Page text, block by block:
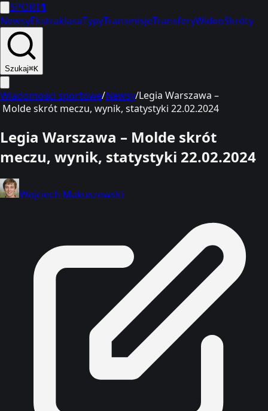
SPORT1
NewsyEkstraklasaTypyTransmisjeTransferyWideoSkróty
Szukaj⌘K
Wiadomości sportowe/Newsy/Legia Warszawa –
Molde skrót meczu, wynik, statystyki 22.02.2024
Legia Warszawa – Molde skrót
meczu, wynik, statystyki 22.02.2024
Wojciech Makuszewski